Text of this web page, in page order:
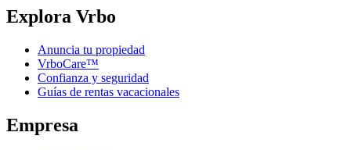
Explora Vrbo
Anuncia tu propiedad
VrboCare™
Confianza y seguridad
Guías de rentas vacacionales
Empresa